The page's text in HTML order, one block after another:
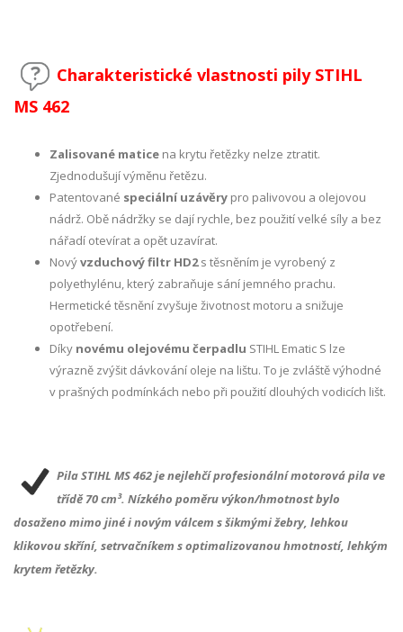
Charakteristické vlastnosti pily STIHL
MS 462
Zalisované matice na krytu řetězky nelze ztratit.
Zjednodušují výměnu řetězu.
Patentované speciální uzávěry pro palivovou a olejovou
nádrž. Obě nádržky se dají rychle, bez použití velké síly a bez
nářadí otevírat a opět uzavírat.
Novývzduchový filtr HD2s těsněním je vyrobený z
polyethylénu, který zabraňuje sání jemného prachu.
Hermetické těsnění zvyšuje životnost motoru a snižuje
opotřebení.
Díky novému olejovému čerpadlu STIHL Ematic S lze
výrazně zvýšit dávkování oleje na lištu. To je zvláště výhodné
v prašných podmínkách nebo při použití dlouhých vodicích lišt.
Pila STIHL MS 462 je nejlehčí profesionální motorová pila ve
třídě 70 cm³. Nízkého poměru výkon/hmotnost bylo
dosaženo mimo jiné i novým válcem s šikmými žebry, lehkou
klikovou skříní, setrvačníkem s optimalizovanou hmotností, lehkým
krytem řetězky.